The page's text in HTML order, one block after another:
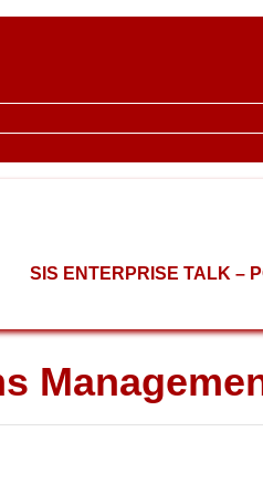
SIS ENTERPRISE TALK –